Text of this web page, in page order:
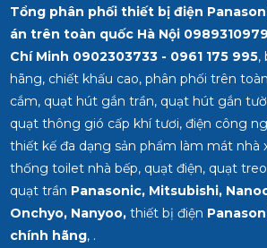
Tổng phân phối thiết bị điện
án trên toàn quốc Hà Nội
Chí Minh 0902303733 - 0961 175 995,
hãng, chiết khấu cao, phân phối trên
cắm, quạt hút gắn trần, quạt hút gắn
quạt thông gió cấp khí tươi, điện công
thiết kế đa dạng sản phẩm làm mát nhà
thống toilet nhà bếp, quạt điện, quạt
quạt trần Panasonic, Mitsubishi,
Onchyo, Nanyoo,thiết bị điện
chính hãng, .